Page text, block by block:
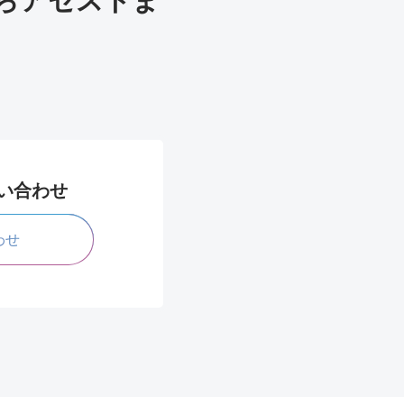
合わせ
せ